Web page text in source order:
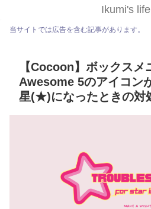
Ikumi's
当サイトでは広告を含む記事があります。
【Cocoon】ボックス
Awesome 5のアイコン
星(★)になったときの対